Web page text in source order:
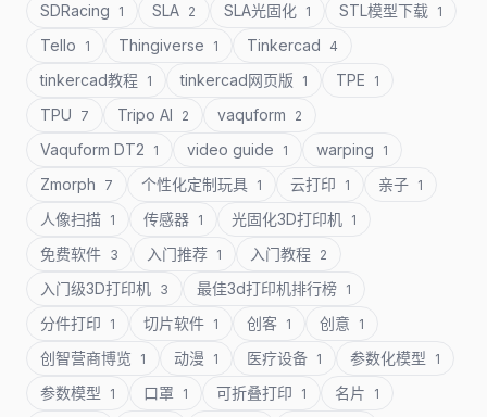
SDRacing 1 SLA 2 SLA光固化 1 STL模型下载 1
Tello 1 Thingiverse 1 Tinkercad 4
tinkercad教程 1 tinkercad网页版 1 TPE 1
TPU 7 Tripo AI 2 vaquform 2
Vaquform DT2 1 video guide 1 warping 1
Zmorph 7 个性化定制玩具 1 云打印 1 亲子 1
人像扫描 1 传感器 1 光固化3D打印机 1
免费软件 3 入门推荐 1 入门教程 2
入门级3D打印机 3 最佳3d打印机排行榜 1
分件打印 1 切片软件 1 创客 1 创意 1
创智营商博览 1 动漫 1 医疗设备 1 参数化模型 1
参数模型 1 口罩 1 可折叠打印 1 名片 1